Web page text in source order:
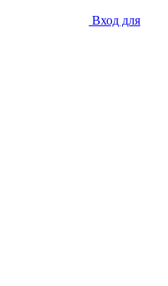
Вход для